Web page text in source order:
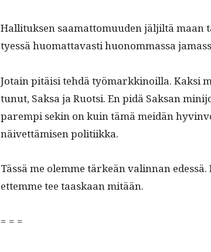
Hal­li­tuk­sen saa­mat­to­muu­den jäljiltä maan
tyessä huo­mat­tavasti huonom­mas­sa
Jotain pitäisi tehdä työ­markki­noil­la. Kak­si
tunut, Sak­sa ja Ruot­si. En pidä Sak­san
parem­pi sekin on kuin tämä mei­dän
näivet­tämisen politiikka.
Tässä me olemme tärkeän valin­nan
ettemme tee taaskaan mitään.
= = =